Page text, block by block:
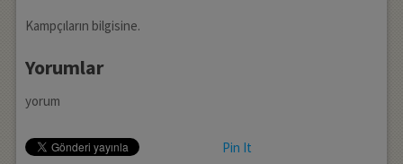
Kampçıların bilgisine.
Yorumlar
yorum
Pin It